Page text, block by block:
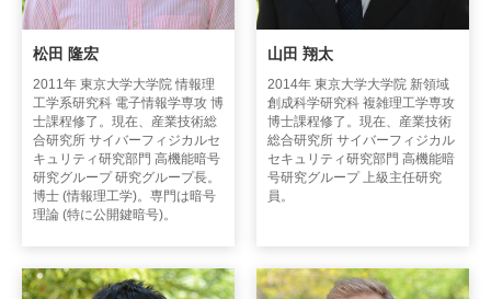
松田 隆宏
2011年 東京大学大学院 情報理
工学系研究科 電子情報学専攻 博
士課程修了。現在、産業技術総
合研究所 サイバーフィジカルセ
キュリティ研究部門 高機能暗号
研究グループ 研究グループ長。
博士 (情報理工学)。専門は暗号
理論 (特に公開鍵暗号)。
山田 翔太
2014年 東京大学大学院 新領域
創成科学研究科 複雑理工学専攻
博士課程修了。現在、産業技術
総合研究所 サイバーフィジカル
セキュリティ研究部門 高機能暗
号研究グループ 上級主任研究
員。